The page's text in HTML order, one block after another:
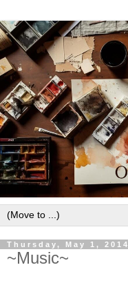
Thursday, May 1, 2014
~Music~